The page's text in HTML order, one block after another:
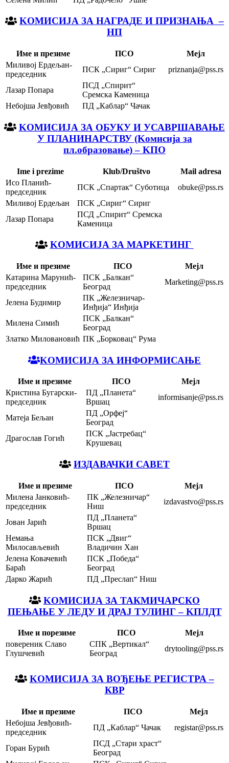
KOМИСИЈА ЗА НАГРАДЕ И ПРИЗНАЊА –
НП
Име и презиме ПСО
Мејл
Миливој Ердељан-
председник
ПСК „Сириг“ Сириг priznanja@pss.rs
Лазар Попара
ПСД „Спирит“
Сремска Каменица
Небојша Јевђовић
ПД „Каблар“ Чачак
KOМИСИЈА ЗА ОБУКУ И УСАВРШАВАЊЕ
У ПЛАНИНАРСТВУ (Kомисија за
пл.образовање) – KПО
Ime i prezime Klub/Društvo
Mail adresa
Исо Планић-
председник
ПСК „Спартак“ Суботица
obuke@pss.rs
Миливој Ердељан
ПСК „Сириг“ Сириг
Лазар Попара
ПСД „Спирит“ Сремска
Каменица
KOМИСИЈА ЗА МАРКЕТИНГ
Име и презиме ПСО
Мејл
Катарина Марунић-
председник
ПСК „Балкан“
Београд
Marketing@pss.rs
Јелена Будимир
ПК „Железничар-
Инђија“ Инђија
Милена Симић
ПСК „Балкан“
Београд
Златко Миловановић ПК „Борковац“ Рума
KOМИСИЈА ЗА ИНФОРМИСАЊЕ
Име и презиме ПСО
Мејл
Кристина Бугарски-
председник
ПД „Планета“
Вршац
informisanje@pss.rs
Матеја Бељан
ПД „Орфеј“
Београд
Драгослав Гогић
ПСК „Јастребац“
Крушевац
ИЗДАВАЧКИ САВЕТ
Име и презиме ПСО
Мејл
Милена Јанковић-
председник
ПК „Железничар“
Ниш
izdavastvo@pss.rs
Јован Јарић
ПД „Планета“
Вршац
Немања
Милосављевић
ПСК „Двиг“
Владичин Хан
Јелена Ковачевић
Бараћ
ПСК „Победа“
Београд
Дарко Жарић
ПД „Преслап“ Ниш
KOМИСИЈА ЗА ТАКМИЧАРСКО
ПЕЊАЊЕ У ЛЕДУ И ДРАЈ ТУЛИНГ – KПЛДТ
Име и порезиме ПСО
Мејл
повереник Славо
Глушчевић
СПК „Вертикал“
Београд
drytooling@pss.rs
KOМИСИЈА ЗА ВОЂЕЊЕ РЕГИСТРА –
КВР
Име и презиме ПСО
Мејл
Небојша Јевђовић-
председник
ПД „Каблар“ Чачак registar@pss.rs
Горан Бурић
ПСД „Стари храст“
Београд